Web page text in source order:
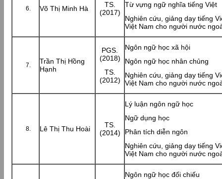
Võ Thị Minh Hà
TS.
(2017)
Từ vựng ngữ nghĩa tiếng Việt
Nghiên cứu, giảng dạy tiếng
Việt Nam cho người nước
Trần Thị Hồng
Hạnh
PGS.
(2018)
TS.
(2012)
Ngôn ngữ học xã hội
Ngôn ngữ học nhân chủng
Nghiên cứu, giảng dạy tiếng
Việt Nam cho người nước
Lê Thị Thu Hoài
TS.
(2014)
Lý luận ngôn ngữ học
Ngữ dụng học
Phân tích diễn ngôn
Nghiên cứu, giảng dạy tiếng
Việt Nam cho người nước
Ngôn ngữ học đối chiếu